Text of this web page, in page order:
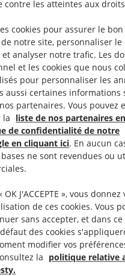
signer avec Les Niglos
se rejoignent autour de la
et d’ailleurs. Des Balkans
vous feront traverser
coups d’archet.
contre les atteintes aux
cookies pour assurer le bon
notre site, personnaliser le
analyser notre trafic. Les
et les cookies que nous
pour personnaliser les
aussi certaines informations
partenaires. Vous pouvez
la liste de nos partenaires
de confidentialité de notre
en cliquant ici. En aucun
ne sont revendues ou
J'ACCEPTE », vous donnez
de ces cookies. Vous
sans accepter, et dans ce
des cookies
modifier vos
la politique relative